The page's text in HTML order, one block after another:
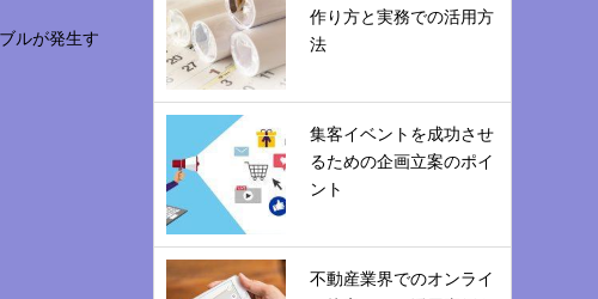
ルが発生す
作り方と実務での活用方
法
集客イベントを成功させ
るための企画立案のポイ
ント
不動産業界でのオンライ